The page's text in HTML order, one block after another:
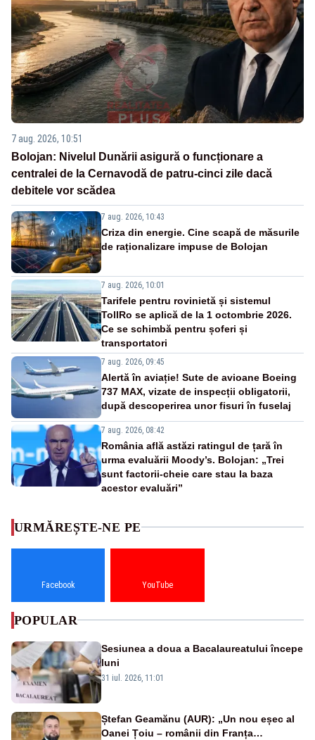
7 aug. 2026, 10:51
Bolojan: Nivelul Dunării asigură o funcționare a
centralei de la Cernavodă de patru-cinci zile dacă
debitele vor scădea
7 aug. 2026, 10:43
Criza din energie. Cine scapă de măsurile
de raționalizare impuse de Bolojan
7 aug. 2026, 10:01
Tarifele pentru rovinietă și sistemul
TollRo se aplică de la 1 octombrie 2026.
Ce se schimbă pentru șoferi și
transportatori
7 aug. 2026, 09:45
Alertă în aviație! Sute de avioane Boeing
737 MAX, vizate de inspecții obligatorii,
după descoperirea unor fisuri în fuselaj
7 aug. 2026, 08:42
România află astăzi ratingul de țară în
urma evaluării Moody’s. Bolojan: „Trei
sunt factorii-cheie care stau la baza
acestor evaluări”
URMĂREȘTE-NE PE
Facebook YouTube
POPULAR
Sesiunea a doua a Bacalaureatului începe
luni
31 iul. 2026, 11:01
Ștefan Geamănu (AUR): „Un nou eșec al
Oanei Țoiu – românii din Franța